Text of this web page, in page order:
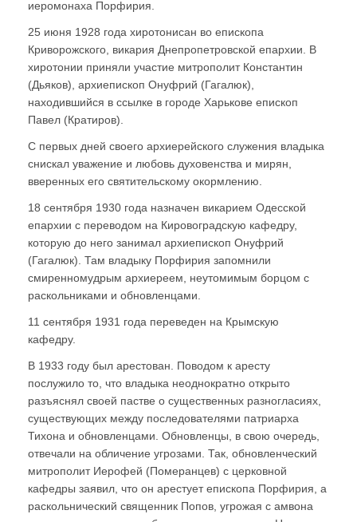
иеромонаха Порфирия.
25 июня 1928 года хиротонисан во епископа
Криворожского, викария Днепропетровской епархии. В
хиротонии приняли участие митрополит Константин
(Дьяков), архиепископ Онуфрий (Гагалюк),
находившийся в ссылке в городе Харькове епископ
Павел (Кратиров).
С первых дней своего архиерейского служения владыка
снискал уважение и любовь духовенства и мирян,
вверенных его святительскому окормлению.
18 сентября 1930 года назначен викарием Одесской
епархии с переводом на Кировоградскую кафедру,
которую до него занимал архиепископ Онуфрий
(Гагалюк). Там владыку Порфирия запомнили
смиренномудрым архиереем, неутомимым борцом с
раскольниками и обновленцами.
11 сентября 1931 года переведен на Крымскую
кафедру.
В 1933 году был арестован. Поводом к аресту
послужило то, что владыка неоднократно открыто
разъяснял своей пастве о существенных разногласиях,
существующих между последователями патриарха
Тихона и обновленцами. Обновленцы, в свою очередь,
отвечали на обличение угрозами. Так, обновленческий
митрополит Иерофей (Померанцев) с церковной
кафедры заявил, что он арестует епископа Порфирия, а
раскольнический священник Попов, угрожая с амвона